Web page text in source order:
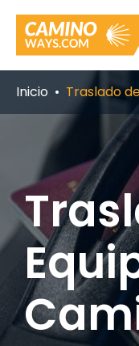
contenido
Inicio Traslado